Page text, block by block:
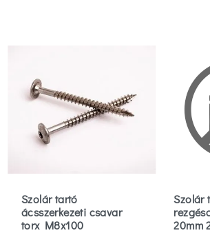
Szolár tartó
ácsszerkezeti csavar
torx M8x100
Szolár
20mm